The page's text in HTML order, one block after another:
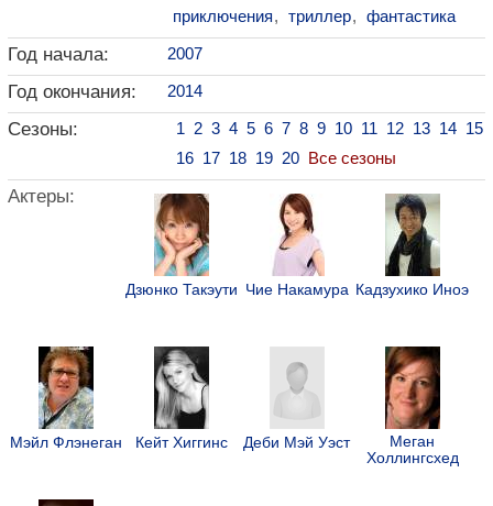
приключения, триллер, фантастика
Год начала: 2007
Год окончания: 2014
Сезоны: 1 2 3 4 5 6 7 8 9 10 11 12 13 14 15
16 17 18 19 20 Все сезоны
Актеры:
Дзюнко Такэути Чие Накамура Кадзухико Иноэ
Мэйл Флэнеган Кейт Хиггинс Деби Мэй Уэст
Меган
Холлингсхед